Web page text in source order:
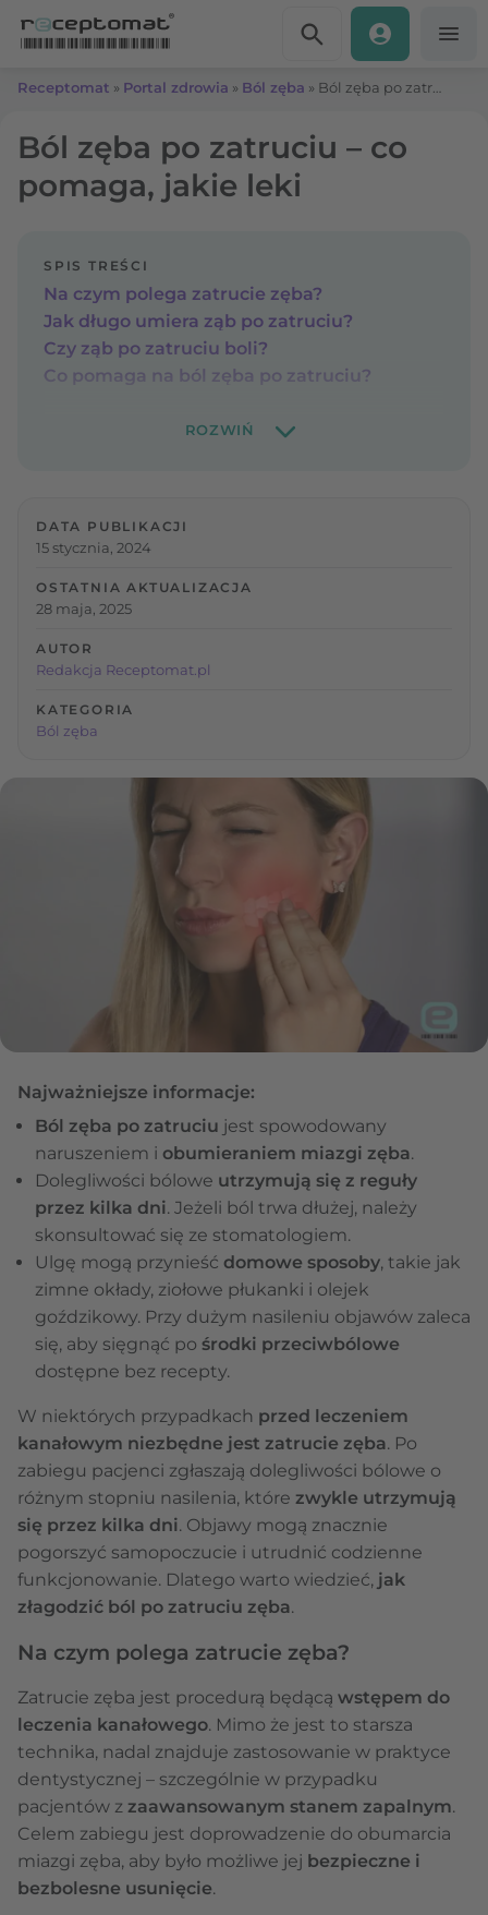
Receptomat » Portal zdrowia » Ból zęba »
Ból zęba po zatruciu – co
pomaga, jakie leki
SPIS TREŚCI
Na czym polega zatrucie zęba?
Jak długo umiera ząb po zatruciu?
Czy ząb po zatruciu boli?
Co pomaga na ból zęba po zatruciu?
DATA PUBLIKACJI
15 stycznia, 2024
OSTATNIA AKTUALIZACJA
28 maja, 2025
AUTOR
Redakcja Receptomat.pl
KATEGORIA
Ból zęba
Najważniejsze informacje:
Ból zęba po zatruciu jest spowodowany
naruszeniem i obumieraniem miazgi zęba.
Dolegliwości bólowe utrzymują się z reguły
przez kilka dni. Jeżeli ból trwa dłużej, należy
skonsultować się ze stomatologiem.
Ulgę mogą przynieść domowe sposoby, takie jak
zimne okłady, ziołowe płukanki i olejek
goździkowy. Przy dużym nasileniu objawów zaleca
się, aby sięgnąć po środki przeciwbólowe
dostępne bez recepty.
W niektórych przypadkach przed leczeniem
kanałowym niezbędne jest zatrucie zęba. Po
zabiegu pacjenci zgłaszają dolegliwości bólowe o
różnym stopniu nasilenia, które zwykle utrzymują
się przez kilka dni. Objawy mogą znacznie
pogorszyć samopoczucie i utrudnić codzienne
funkcjonowanie. Dlatego warto wiedzieć, jak
złagodzić ból po zatruciu zęba.
Na czym polega zatrucie zęba?
Zatrucie zęba jest procedurą będącą wstępem do
leczenia kanałowego. Mimo że jest to starsza
technika, nadal znajduje zastosowanie w praktyce
dentystycznej – szczególnie w przypadku
pacjentów z zaawansowanym stanem zapalnym.
Celem zabiegu jest doprowadzenie do obumarcia
miazgi zęba, aby było możliwe jej bezpieczne i
bezbolesne usunięcie.